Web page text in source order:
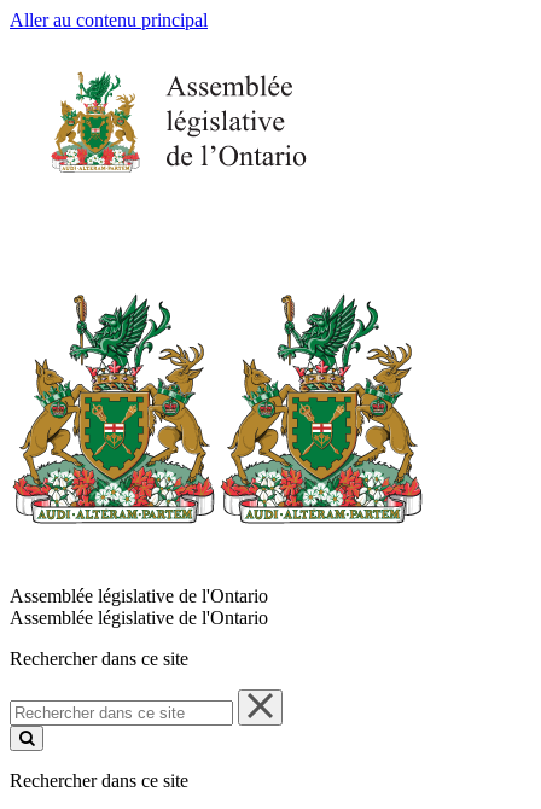
Aller au contenu principal
Assemblée législative de l'Ontario
Assemblée législative de l'Ontario
Rechercher dans ce site
Rechercher
dans
ce
Rechercher dans ce site